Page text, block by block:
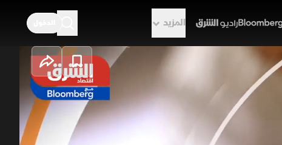
المزيد
والنفط يتراجع